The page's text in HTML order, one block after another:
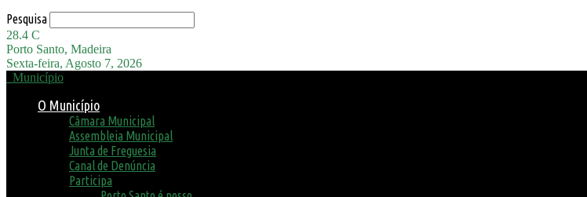
Pesquisa
28.4 C
Porto Santo, Madeira
Sexta-feira, Agosto 7, 2026
Município
O Município
Câmara Municipal
Assembleia Municipal
Junta de Freguesia
Canal de Denúncia
Participa